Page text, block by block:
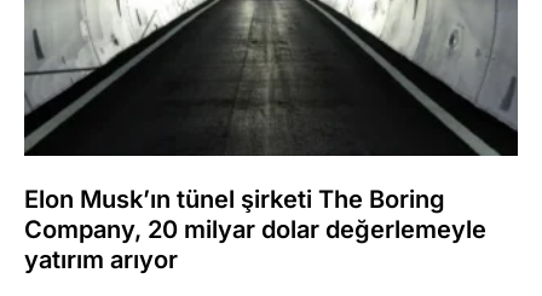
Elon Musk’ın tünel şirketi The Boring
Company, 20 milyar dolar değerlemeyle
yatırım arıyor